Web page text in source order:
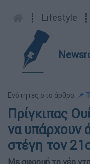
┋ Lifestyle ┋
Ενότητες στο άρθρο: 📌
Πρίγκιπας
να υπάρχουν
στέγη τον
Με αφορμή το νέο